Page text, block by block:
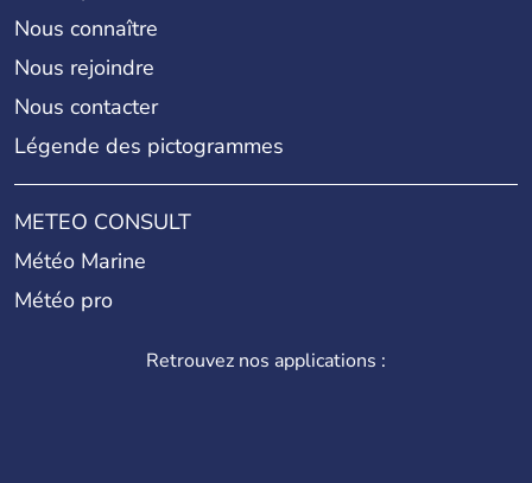
Nous connaître
Nous rejoindre
Nous contacter
Légende des pictogrammes
METEO CONSULT
Météo Marine
Météo pro
Retrouvez nos applications :